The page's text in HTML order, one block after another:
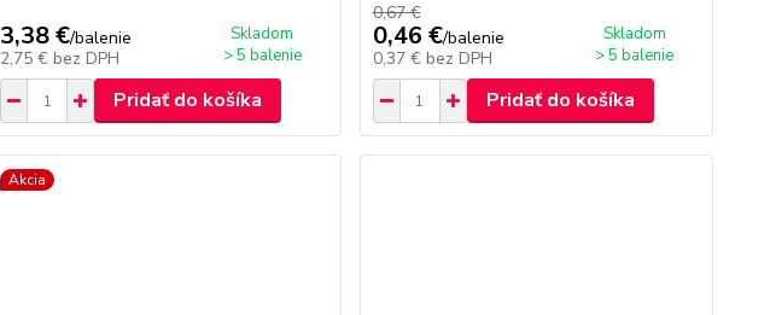
3,38 €/balenie
2,75 € bez DPH
Skladom
> 5 balenie
Pridať do košíka
0,67 €
0,46 €/balenie
0,37 € bez DPH
Skladom
> 5 balenie
Pridať do košíka
Akcia